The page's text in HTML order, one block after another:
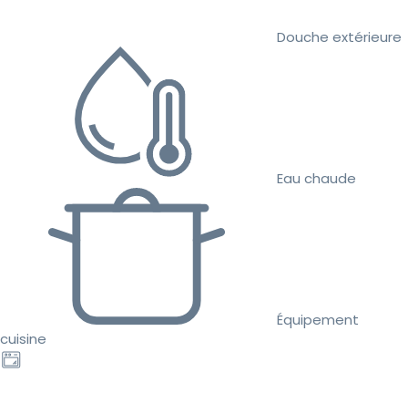
Douche extérieure
Eau chaude
Équipement
cuisine